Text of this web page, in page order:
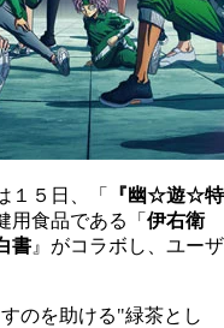
１５日、「
『幽☆遊☆特
用食品である「 伊右衛
書 』がコラボし、ユーザ
のを助ける"緑茶とし